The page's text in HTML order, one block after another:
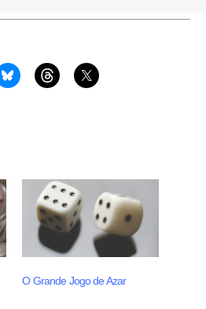
O Grande Jogo de Azar